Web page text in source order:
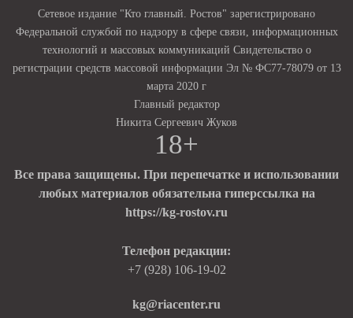
Сетевое издание "Кто главный. Ростов" зарегистрировано
Федеральной службой по надзору в сфере связи, информационных
технологий и массовых коммуникаций Свидетельство о
регистрации средств массовой информации Эл № ФС77-78079 от 13
марта 2020 г
Главный редактор
Никита Сергеевич Жуков
18+
Все права защищены. При перепечатке и использовании
любых материалов обязательна гиперссылка на
https://kg-rostov.ru
Телефон редакции:
+7 (928) 106-19-02
kg@riacenter.ru